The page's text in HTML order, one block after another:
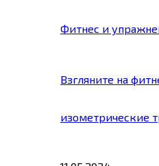
Фитнес и
Взгляните на
изометрические